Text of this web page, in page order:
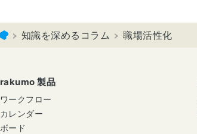
知識を深めるコラム 職場活性化
rakumo 製品
ワークフロー
カレンダー
ボード